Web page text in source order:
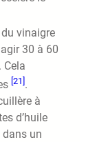
du vinaigre
30 à 60
Cela
[21] .
à
d’huile
dans un